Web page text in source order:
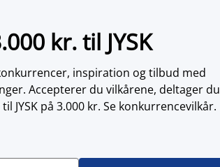
kr. til JYSK
inspiration og tilbud med
Accepterer du vilkårene, deltager du
på 3.000 kr. Se konkurrencevilkår.